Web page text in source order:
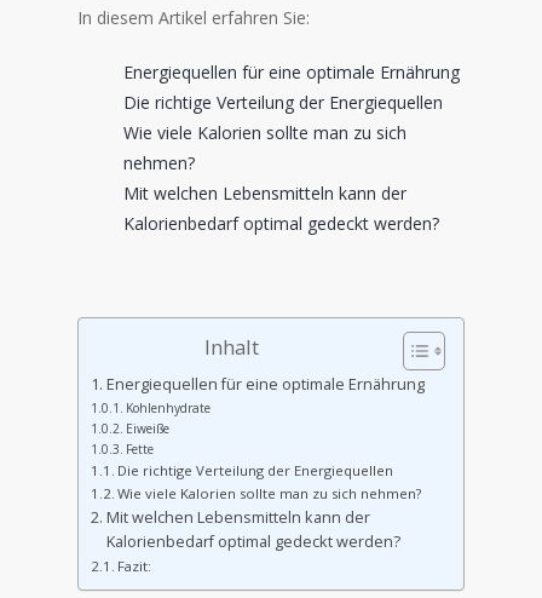
In diesem Artikel erfahren Sie:
Energiequellen für eine optimale Ernährung
Die richtige Verteilung der Energiequellen
Wie viele Kalorien sollte man zu sich
nehmen?
Mit welchen Lebensmitteln kann der
Kalorienbedarf optimal gedeckt werden?
Inhalt
Energiequellen für eine optimale Ernährung
Kohlenhydrate
Eiweiße
Fette
Die richtige Verteilung der Energiequellen
Wie viele Kalorien sollte man zu sich nehmen?
Mit welchen Lebensmitteln kann der
Kalorienbedarf optimal gedeckt werden?
Fazit: